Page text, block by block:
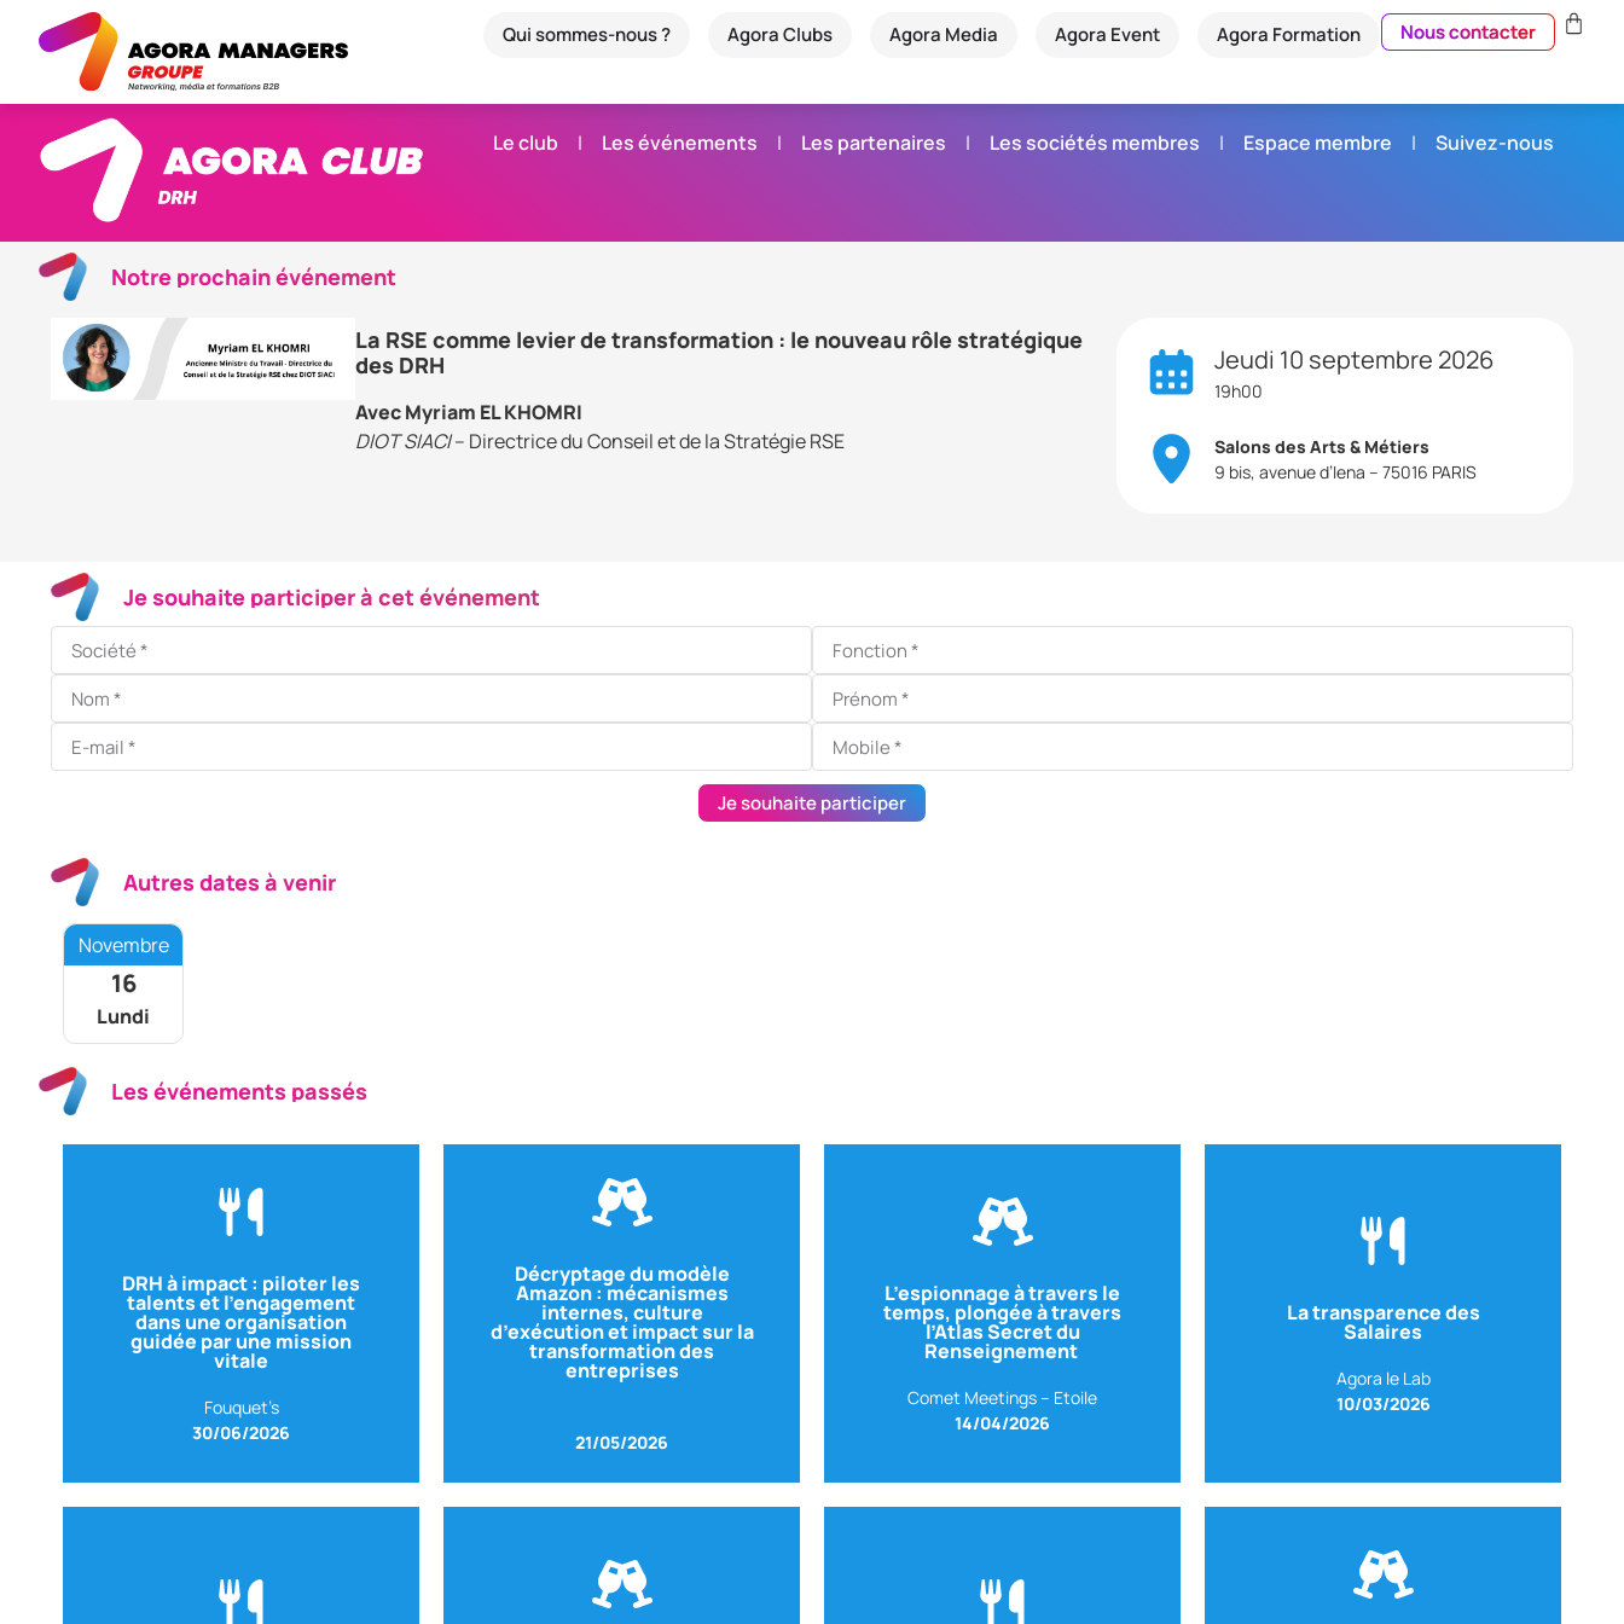
Qui sommes-nous ? Agora Clubs Agora Media Agora Event Agora Formation Nous contacter
Le club Les événements Les partenaires Les sociétés membres Espace membre Suivez-nous
Notre prochain événement
La RSE comme levier de transformation : le nouveau rôle stratégique
des DRH
Avec Myriam EL KHOMRI
DIOT SIACI– Directrice du Conseil et de la Stratégie RSE
Jeudi 10 septembre 2026
19h00
Salons des Arts & Métiers
9 bis, avenue d’Iena – 75016 PARIS
Je souhaite participer à cet événement
Je souhaite participer
Autres dates à venir
Novembre
16
Lundi
Les événements passés
DRH à impact : piloter les
talents et l’engagement
dans une organisation
guidée par une mission
vitale
Fouquet’s
30/06/2026
Avec Nicolas MALARET
AFM – TELETHON– DRH
Voir le replay
Décryptage du modèle
Amazon : mécanismes
internes, culture
d’exécution et impact sur la
transformation des
entreprises
21/05/2026
Avec Frédéric DUVAL
AMAZON– Ancien VP Amazon
France
Voir le replay
L’espionnage à travers le
temps, plongée à travers
l’Atlas Secret du
Renseignement
Comet Meetings – Etoile
14/04/2026
Avec Bruno FULIGNI
Essayiste La transparence des
Salaires
Agora le Lab
10/03/2026